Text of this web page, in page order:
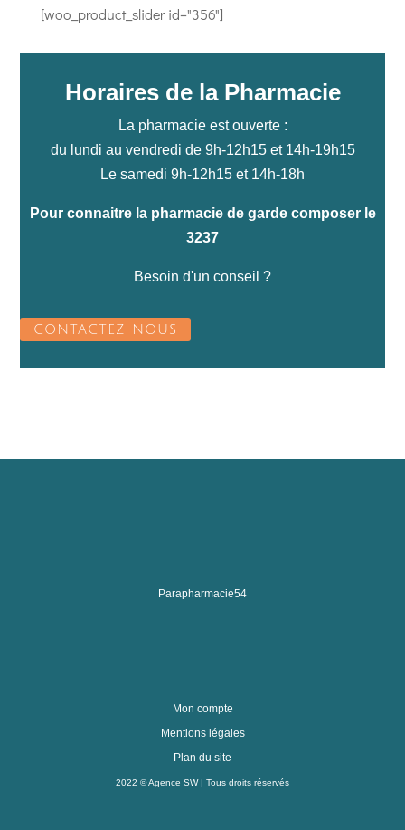
[woo_product_slider id="356"]
Horaires de la Pharmacie
La pharmacie est ouverte :
du lundi au vendredi de 9h-12h15 et 14h-19h15
Le samedi 9h-12h15 et 14h-18h
Pour connaitre la pharmacie de garde composer le
3237
Besoin d'un conseil ?
CONTACTEZ-NOUS
Parapharmacie54
Mon compte
Mentions légales
Plan du site
2022 ©Agence SW| Tous droits réservés